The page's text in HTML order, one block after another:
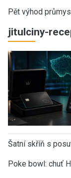
Pět výhod
jitulciny-
Šatní skříň s
Poke bowl: chuť